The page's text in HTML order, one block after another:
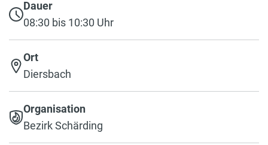
Dauer
08:30 bis 10:30 Uhr
Ort
Diersbach
Organisation
Bezirk Schärding